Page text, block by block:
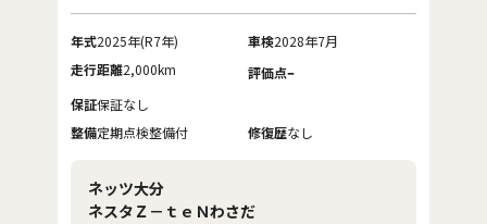
年式2025年(R7年) 車検2028年7月
走行距離2,000km 評価点-
保証保証なし
整備定期点検整備付 修復歴なし
ネッツ大分
ネスタＺ－ｔｅＮわさだ